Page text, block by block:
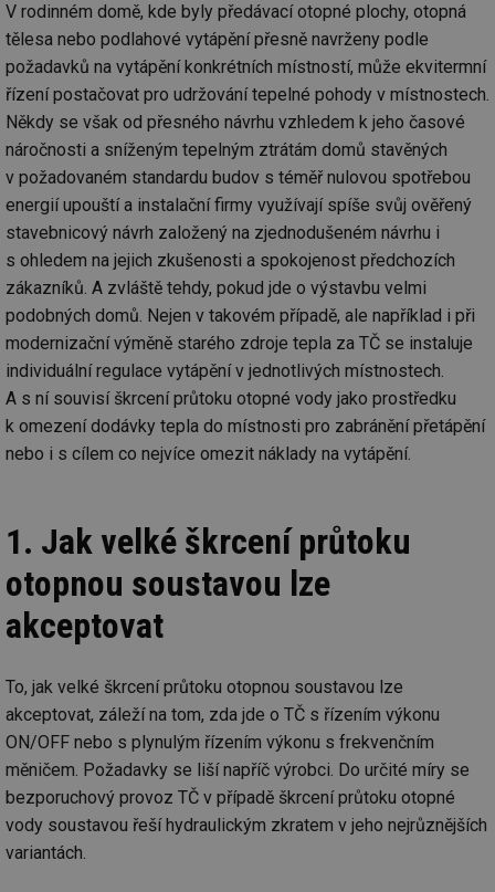
V rodinném domě, kde byly předávací otopné plochy, otopná
tělesa nebo podlahové vytápění přesně navrženy podle
požadavků na vytápění konkrétních místností, může ekvitermní
řízení postačovat pro udržování tepelné pohody v místnostech.
Někdy se však od přesného návrhu vzhledem k jeho časové
náročnosti a sníženým tepelným ztrátám domů stavěných
v požadovaném standardu budov s téměř nulovou spotřebou
energií upouští a instalační firmy využívají spíše svůj ověřený
stavebnicový návrh založený na zjednodušeném návrhu i
s ohledem na jejich zkušenosti a spokojenost předchozích
zákazníků. A zvláště tehdy, pokud jde o výstavbu velmi
podobných domů. Nejen v takovém případě, ale například i při
modernizační výměně starého zdroje tepla za TČ se instaluje
individuální regulace vytápění v jednotlivých místnostech.
A s ní souvisí škrcení průtoku otopné vody jako prostředku
k omezení dodávky tepla do místnosti pro zabránění přetápění
nebo i s cílem co nejvíce omezit náklady na vytápění.
1. Jak velké škrcení průtoku
otopnou soustavou lze
akceptovat
To, jak velké škrcení průtoku otopnou soustavou lze
akceptovat, záleží na tom, zda jde o TČ s řízením výkonu
ON/OFF nebo s plynulým řízením výkonu s frekvenčním
měničem. Požadavky se liší napříč výrobci. Do určité míry se
bezporuchový provoz TČ v případě škrcení průtoku otopné
vody soustavou řeší hydraulickým zkratem v jeho nejrůznějších
variantách.